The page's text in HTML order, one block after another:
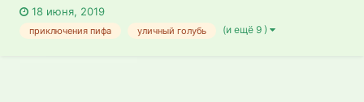
1%8C%D1%82%D0%B5%D1%81%D1%8C-
%D0%9D%D0%B5%D0%BE%D0%B1%D1%8B%D1%87%D0%BD%D1
18 июня, 2019
приключения пифа уличный голубь (и ещё 9 )